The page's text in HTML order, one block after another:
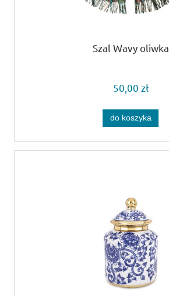
Szal Wavy oliwka
50,00 zł
do koszyka